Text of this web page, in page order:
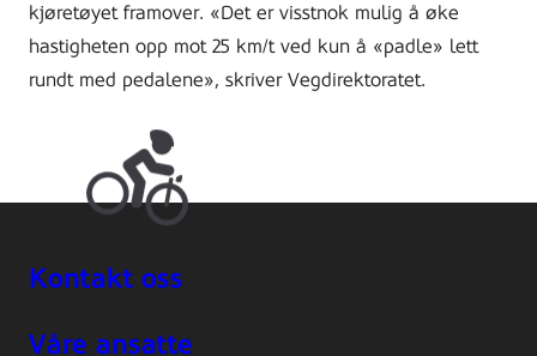
kjøretøyet framover. «Det er visstnok mulig å øke
hastigheten opp mot 25 km/t ved kun å «padle» lett
rundt med pedalene», skriver Vegdirektoratet.
Kontakt oss
Våre ansatte